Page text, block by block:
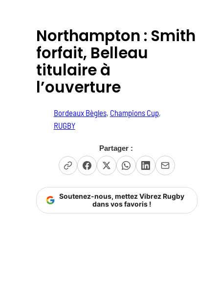
Northampton : Smith
forfait, Belleau
titulaire à
l’ouverture
Bordeaux Bègles, Champions Cup
RUGBY
Partager :
Soutenez-nous, mettez Vibrez Rugby
dans vos favoris !